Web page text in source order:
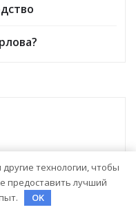
технологии, чтобы
предоставить лучший
OK